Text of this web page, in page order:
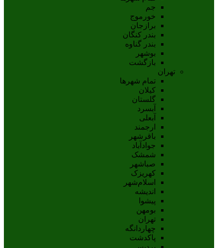
جم
خورموج
برازجان
بندر کنگان
بندر گناوه
بوشهر
بازگشت
تهران
تمام شهر‌ها
کیلان
گلستان
آبسرد
آبعلی
ارجمند
باقرشهر
جوادآباد
شمشک
صباشهر
کهریزک
اسلام‌شهر
اندیشه
پيشوا
بومهن
تهران
چهاردانگه
پاکدشت